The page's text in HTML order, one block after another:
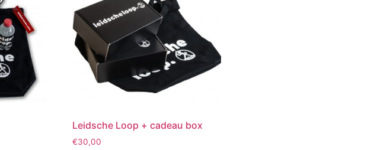
Leidsche Loop + cadeau box
€30,00